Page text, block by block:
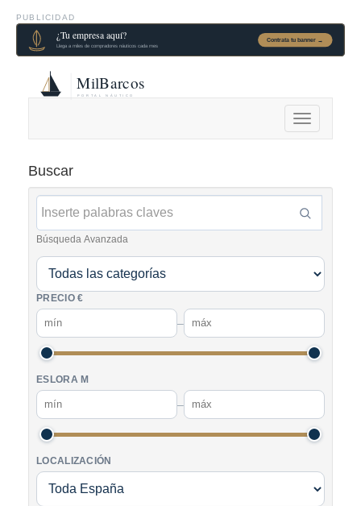
PUBLICIDAD
Alternar
navegación
Buscar
Búsqueda Avanzada
PRECIO €
–
ESLORA M
–
LOCALIZACIÓN